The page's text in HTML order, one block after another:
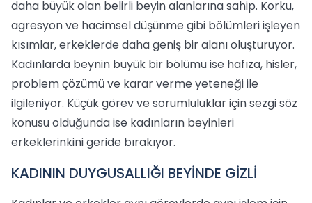
daha büyük olan belirli beyin alanlarına sahip. Korku,
agresyon ve hacimsel düşünme gibi bölümleri işleyen
kısımlar, erkeklerde daha geniş bir alanı oluşturuyor.
Kadınlarda beynin büyük bir bölümü ise hafıza, hisler,
problem çözümü ve karar verme yeteneği ile
ilgileniyor. Küçük görev ve sorumluluklar için sezgi söz
konusu olduğunda ise kadınların beyinleri
erkeklerinkini geride bırakıyor.
KADININ DUYGUSALLIĞI BEYİNDE GİZLİ